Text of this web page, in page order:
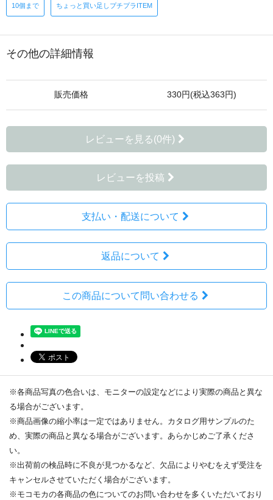
10個まで ちょっと買い足しプチプラITEM
その他の詳細情報
販売価格 330円(税込363円)
レビューを見る(0件)
レビューを投稿
支払い・配送について
返品について
この商品について問い合わせる
※各商品写真の色合いは、モニターの設定などにより実際の商品と異な
る場合がございます。
※商品画像の縮小率は一定ではありません。カタログ用サンプルのた
め、実際の商品と異なる場合がございます。あらかじめご了承くださ
い。
※出荷前の検品時に不良が見つかるなど、欠品によりやむをえず受注を
キャンセルさせていただく場合がございます。
※モコモカの各商品の色についてのお問い合わせを多くいただいており